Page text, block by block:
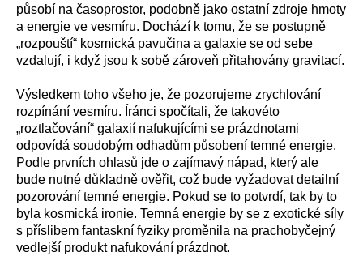
působí na časoprostor, podobně jako ostatní zdroje hmoty
a energie ve vesmíru. Dochází k tomu, že se postupně
„rozpouští“ kosmická pavučina a galaxie se od sebe
vzdalují, i když jsou k sobě zároveň přitahovány gravitací.
Výsledkem toho všeho je, že pozorujeme zrychlování
rozpínání vesmíru. Íránci spočítali, že takovéto
„roztlačování“ galaxií nafukujícími se prázdnotami
odpovídá soudobým odhadům působení temné energie.
Podle prvních ohlasů jde o zajímavý nápad, který ale
bude nutné důkladně ověřit, což bude vyžadovat detailní
pozorování temné energie. Pokud se to potvrdí, tak by to
byla kosmická ironie. Temná energie by se z exotické síly
s příslibem fantaskní fyziky proměnila na prachobyčejný
vedlejší produkt nafukování prázdnot.